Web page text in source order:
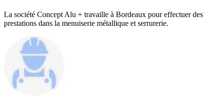
La société Concept Alu + travaille à Bordeaux pour effectuer des
prestations dans la menuiserie métallique et serrurerie.